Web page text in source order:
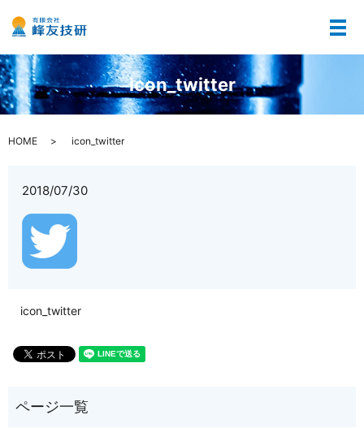
メ
icon_twitter
HOME icon_twitter
2018/07/30
icon_twitter